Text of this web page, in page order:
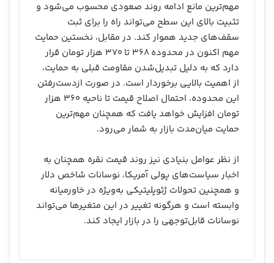
مهم‌ترین مانع ادامه روند صعودی محسوب می‌شود و
تثبیت بالای این سطح می‌تواند راه را برای ثبت
سقف‌های جدید هموار کند. در مقابل، نخستین حمایت
مهم اکنون در محدوده ۳۶۸ تا ۳۷۰ هزار تومان قرار
دارد که به دلیل تبدیل‌شدن مقاومت قبلی به حمایت،
از اهمیت بالایی برخوردار است. در صورت ازدست‌رفتن
این محدوده، احتمال اصلاح قیمت تا ناحیه ۳۶۰ هزار
تومان افزایش خواهد یافت که همچنان مهم‌ترین
حمایت میان‌مدت بازار به شمار می‌رود.
از نظر عوامل بنیادی نیز روند قیمت نقره همچنان به
اخبار سیاست‌های پولی آمریکا، نوسانات شاخص دلار
و همچنین تحولات ژئوپلیتیکی به‌ویژه در خاورمیانه
وابسته است و هرگونه تغییر در این متغیرها می‌تواند
نوسانات قابل‌توجهی را در بازار ایجاد کند.